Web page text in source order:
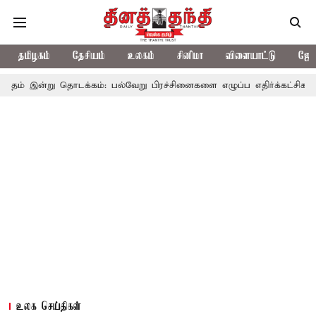
தமிழகம் தேசியம் உலகம் சினிமா விளையாட்டு
பல்வேறு பிரச்சினைகளை எழுப்ப எதிர்க்கட்சிகள் திட்டம்
உலக செய்திகள்